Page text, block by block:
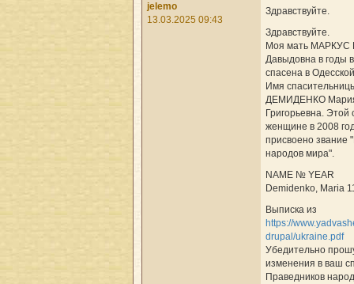
jelemo
13.03.2025 09:43
Здравствуйте.
Здравствуйте.
Моя мать МАРКУС
Давыдовна в годы
спасена в
Имя
ДЕМИДЕНКО
Григорьевна. Этой
женщине в 2008
присвоено звание
народов мира".
NAME № YEAR
Demidenko, Maria
Выписка из
https://
drupal/ukraine.pdf
Убедительно
изменения в ваш
Праведников